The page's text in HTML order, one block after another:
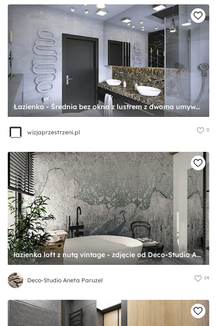
Łazienka - Średnia bez okna z lustrem z dwoma umywalkami z punktowym oświetleniem łazienka, styl glamour - zdjęcie od wizjaprzestrzeni.pl
wizjaprzestrzeni.pl 0
łazienka loft z nutą vintage - zdjęcie od Deco-Studio Aneta Paruzel
Deco-Studio Aneta Paruzel 14